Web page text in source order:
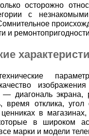
осторожно
с
и
— диагональ экрана,
время отклика,
в
в широком
марки и модели